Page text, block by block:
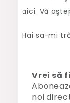
aici. Vă
Hai sa-mi
Vrei să
noi